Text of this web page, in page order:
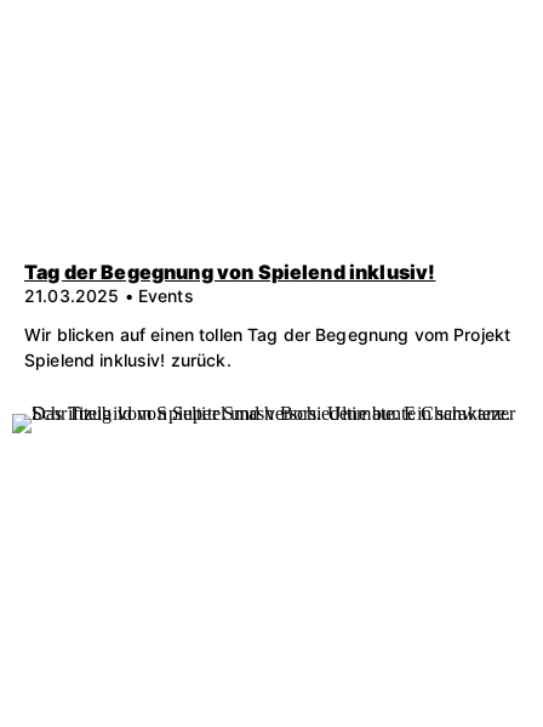
Tag der Begegnung von Spielend inklusiv!
21.03.2025 • Events
Wir blicken auf einen tollen Tag der Begegnung vom Projekt
Spielend inklusiv! zurück.